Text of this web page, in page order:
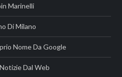
Marinelli
Di Milano
Nome Da Google
Dal Web